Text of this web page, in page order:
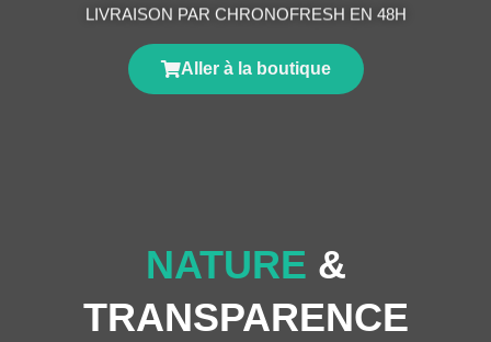
LIVRAISON PAR CHRONOFRESH EN 48H
Aller à la boutique
NATURE &
TRANSPARENCE